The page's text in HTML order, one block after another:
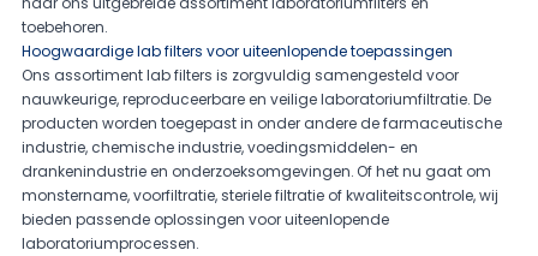
toebehoren.
Hoogwaardige lab filters voor uiteenlopende toepassingen
Ons assortiment lab filters is zorgvuldig samengesteld voor
nauwkeurige, reproduceerbare en veilige laboratoriumfiltratie. De
producten worden toegepast in onder andere de farmaceutische
industrie, chemische industrie, voedingsmiddelen- en
drankenindustrie en onderzoeksomgevingen. Of het nu gaat om
monstername, voorfiltratie, steriele filtratie of kwaliteitscontrole, wij
bieden passende oplossingen voor uiteenlopende
laboratoriumprocessen.